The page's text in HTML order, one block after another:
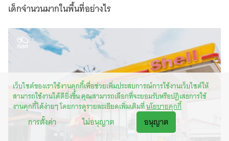
เว็บไซต์ของเราใช้งานคุกกี้เพื่อช่วยเพิ่มประสบการณ์การใช้งานเว็บไซต์ให้
สามารถใช้งานได้ดียิ่งขึ้น คุณสามารถเลือกที่จะยอมรับหรือปฏิเสธการใช้
งานคุกกี้ได้ง่ายๆ โดยการดูรายละเอียดเพิ่มเติมที่นโยบายคุกกี้
การตั้งค่า ไม่อนุญาต อนุญาต
เด็กจำนวนมากในพื้นที่อย่างไร